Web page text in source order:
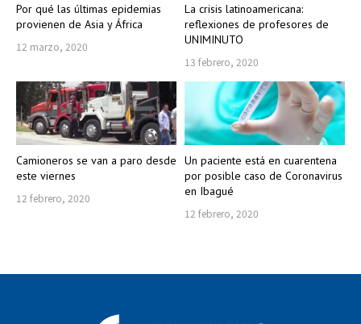
Por qué las últimas epidemias
provienen de Asia y África
12 marzo, 2020
La crisis latinoamericana:
reflexiones de profesores de
UNIMINUTO
13 febrero, 2020
Camioneros se van a paro desde
este viernes
12 febrero, 2020
Un paciente está en cuarentena
por posible caso de Coronavirus
en Ibagué
12 febrero, 2020